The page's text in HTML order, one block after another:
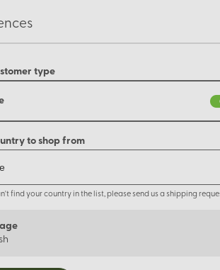
type
to shop from
find your country in the list, please send us a shipping